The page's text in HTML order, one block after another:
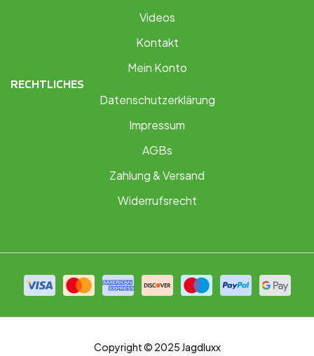
Videos
Kontakt
Mein Konto
RECHTLICHES
Datenschutzerklärung
Impressum
AGBs
Zahlung & Versand
Widerrufsrecht
Copyright © 2025 Jagdluxx